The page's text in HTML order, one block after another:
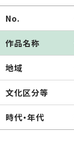
No.
作品名称
地域
文化区分等
時代・年代